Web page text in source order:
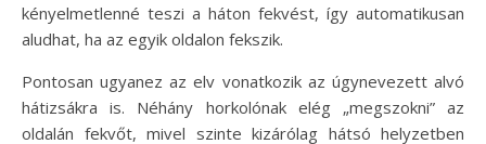
kényelmetlenné teszi a háton fekvést, így automatikusan
aludhat, ha az egyik oldalon fekszik.
Pontosan ugyanez az elv vonatkozik az úgynevezett alvó
hátizsákra is. Néhány horkolónak elég „megszokni” az
oldalán fekvőt, mivel szinte kizárólag hátsó helyzetben